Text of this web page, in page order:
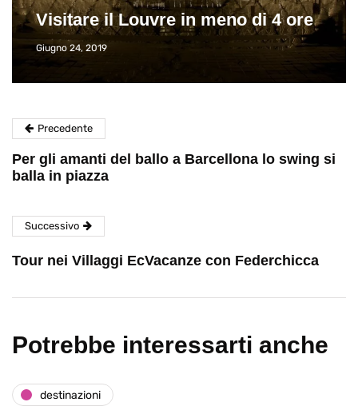
Visitare il Louvre in meno di 4 ore
Giugno 24, 2019
Precedente
Per gli amanti del ballo a Barcellona lo swing si
balla in piazza
Successivo
Tour nei Villaggi EcVacanze con Federchicca
Potrebbe interessarti anche
destinazioni